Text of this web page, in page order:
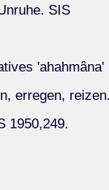
SIS
'ahahmâna'
erregen,
1950,249.